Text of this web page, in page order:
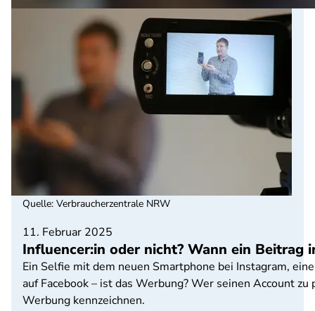
11. Februar 2025
Influencer:in oder nicht? Wann ein Beitrag
Ein Selfie mit dem neuen Smartphone bei Instagram,
auf Facebook – ist das Werbung? Wer seinen Account
Werbung kennzeichnen.
Quelle: Verbraucherzentrale NRW